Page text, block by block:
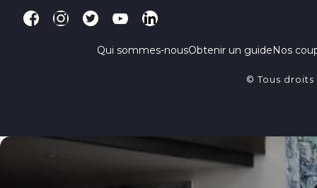
Qui sommes-nousObtenir un guideNos
© Tous droits